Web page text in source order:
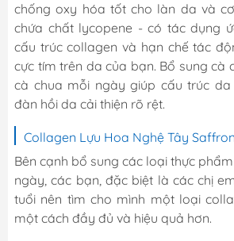
chống oxy hóa tốt cho làn da và
chứa chất lycopene - có tác dụng
cấu trúc collagen và hạn chế tác
cực tím trên da của bạn. Bổ sung cà
cà chua mỗi ngày giúp cấu trúc
đàn hồi da cải thiện rõ rệt.
Collagen Lựu Hoa Nghệ Tây
Bên cạnh bổ sung các loại thực
ngày, các bạn, đặc biệt là các chị
tuổi nên tìm cho mình một loại
một cách đầy đủ và hiệu quả hơn.